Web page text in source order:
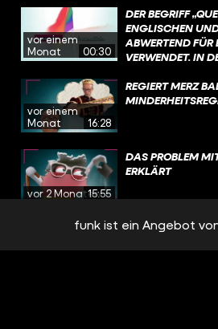
vor einem
Monat
00:30
DER BEGRIFF
ENGLISCHEN
ABWERTEND
VERWENDET. IN
BEGRIFF ZURÜCK.
VIELE EIN
IDENTIFIZIEREN.
vor einem
Monat
16:28
REGIERT MERZ
vor 2 Monaten15:55
DAS PROBLEM
ERKLÄRT
IRAN-KRIEG
funk ist ein Angebot